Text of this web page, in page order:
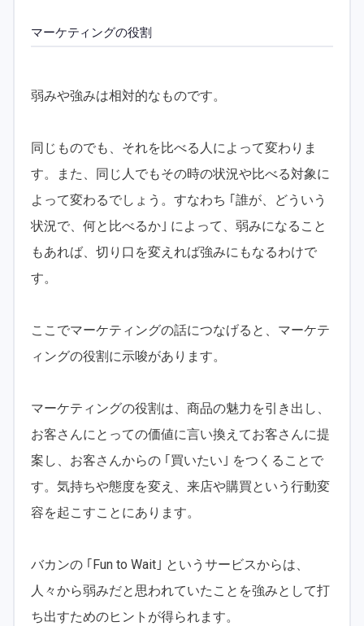
マーケティングの役割
弱みや強みは相対的なものです。
同じものでも、それを比べる人によって変わりま
す。また、同じ人でもその時の状況や比べる対象に
よって変わるでしょう。すなわち ｢誰が、どういう
状況で、何と比べるか｣ によって、弱みになること
もあれば、切り口を変えれば強みにもなるわけで
す。
ここでマーケティングの話につなげると、マーケテ
ィングの役割に示唆があります。
マーケティングの役割は、商品の魅力を引き出し、
お客さんにとっての価値に言い換えてお客さんに提
案し、お客さんからの ｢買いたい｣ をつくることで
す。気持ちや態度を変え、来店や購買という行動変
容を起こすことにあります。
バカンの ｢Fun to Wait｣ というサービスからは、
人々から弱みだと思われていたことを強みとして打
ち出すためのヒントが得られます。